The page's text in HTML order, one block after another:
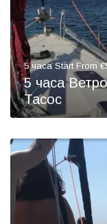
5 часа Start From
5 часа
Тасос